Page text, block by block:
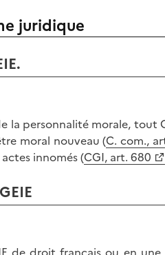
juridique
la personnalité morale, tout
moral nouveau (C. com.,
innomés (CGI, art. 680